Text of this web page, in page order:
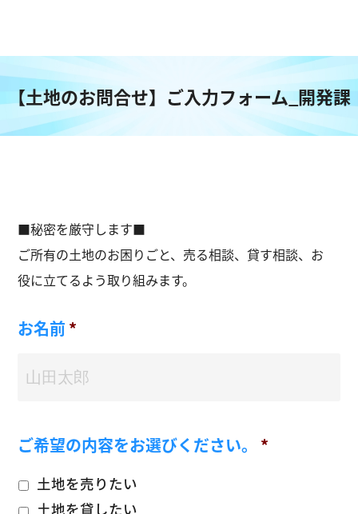
【土地のお問合せ】ご入力フォーム_開発課
■秘密を厳守します■
ご所有の土地のお困りごと、売る相談、貸す相談、お
役に立てるよう取り組みます。
お名前 *
ご希望の内容をお選びください。 *
土地を売りたい
土地を貸したい